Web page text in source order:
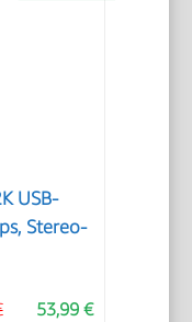
USB-
Stereo-
53,99 €